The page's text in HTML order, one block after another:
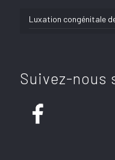
Luxation congénitale
Suivez-nous